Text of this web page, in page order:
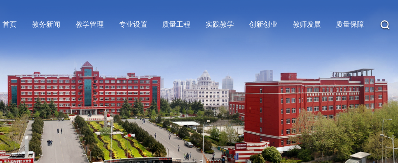
首页 教务新闻 教学管理 专业设置 质量工程 实践教学 创新创业 教师发展 质量保障